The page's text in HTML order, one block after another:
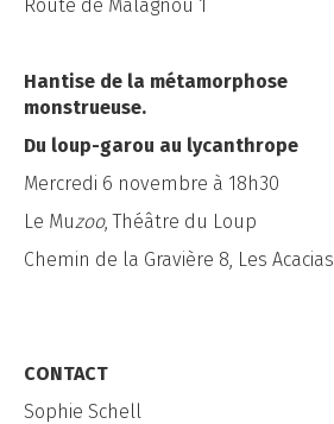
Route de Malagnou 1
Hantise de la métamorphose
monstrueuse.
Du loup-garou au lycanthrope
Mercredi 6 novembre à 18h30
Le Muzoo, Théâtre du Loup
Chemin de la Gravière 8, Les Acacias
CONTACT
Sophie Schell